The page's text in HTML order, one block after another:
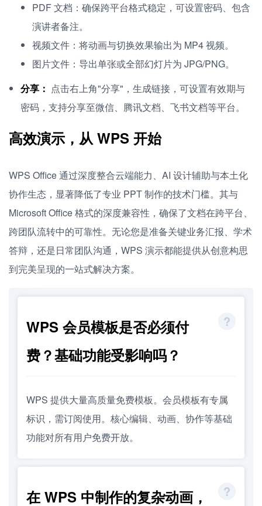
PDF 文档：确保跨平台格式稳定，可设置密码、包含
演讲者备注。
视频文件：将动画与切换效果输出为 MP4 视频。
图片文件：导出单张或全部幻灯片为 JPG/PNG。
分享： 点击右上角"分享"，生成链接，可设置有效期与
密码，支持分享至微信、腾讯文档、飞书文档等平台。
高效演示，从 WPS 开始
WPS Office 通过深度整合云端能力、AI 设计辅助与本土化
协作生态，显著降低了专业 PPT 制作的技术门槛。其与
Microsoft Office 格式的深度兼容性，确保了文档在跨平台、
跨团队流转中的可靠性。无论您是准备关键业务汇报、学术
答辩，还是日常团队沟通，WPS 演示都能提供从创意构思
到完美呈现的一站式解决方案。
WPS 会员模板是否必须付
费？基础功能受影响吗？
WPS 提供大量高质量免费模板。会员模板有专属
标识，需订阅使用。核心编辑、动画、协作等基础
功能对所有用户免费开放。
在 WPS 中制作的复杂动画，